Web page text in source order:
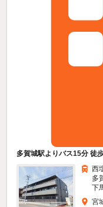
多賀城駅よりバス15分 徒
西
多
下
宮